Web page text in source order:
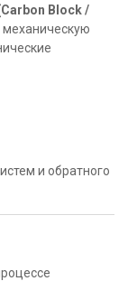
Block /
и обратного